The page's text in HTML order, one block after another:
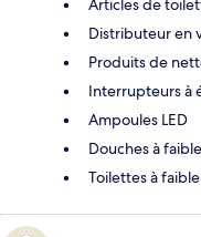
Articles de
Distributeur en
Produits de
Interrupteurs à
Ampoules LED
Douches à
Toilettes à